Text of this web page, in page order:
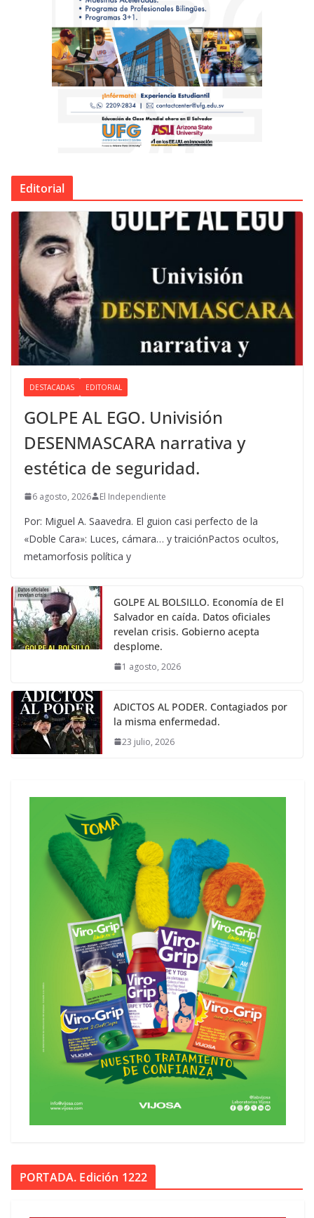
Editorial
DESTACADAS EDITORIAL
GOLPE AL EGO. Univisión
DESENMASCARA narrativa y
estética de seguridad.
6 agosto, 2026 El Independiente
Por: Miguel A. Saavedra. El guion casi perfecto de la
«Doble Cara»: Luces, cámara… y traiciónPactos ocultos,
metamorfosis política y
GOLPE AL BOLSILLO. Economía de El
Salvador en caída. Datos oficiales
revelan crisis. Gobierno acepta
desplome.
1 agosto, 2026
ADICTOS AL PODER. Contagiados por
la misma enfermedad.
23 julio, 2026
PORTADA. Edición 1222